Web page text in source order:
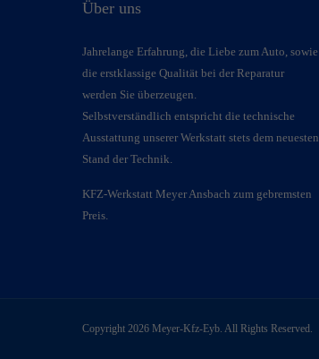
Über uns
Jahrelange Erfahrung, die Liebe zum Auto, sowie
die erstklassige Qualität bei der Reparatur
werden Sie überzeugen.
Selbstverständlich entspricht die technische
Ausstattung unserer Werkstatt stets dem neuesten
Stand der Technik.
KFZ-Werkstatt Meyer Ansbach zum gebremsten
Preis.
Copyright 2026 Meyer-Kfz-Eyb. All Rights Reserved.